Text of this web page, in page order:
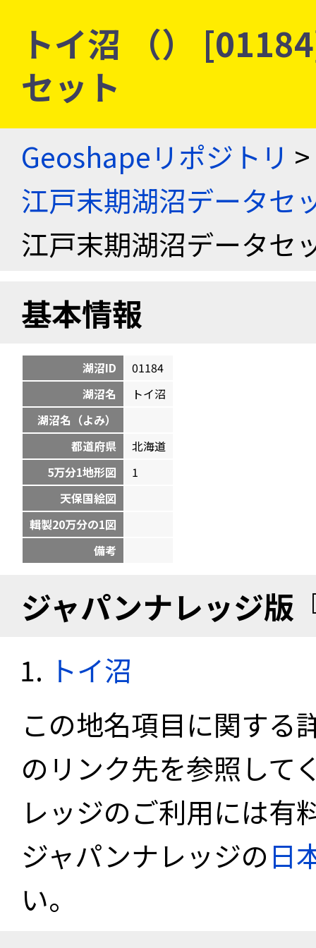
トイ沼 （）
セット
Geoshapeリポジトリ >
江戸末期湖沼データセ
江戸末期湖沼データセ
基本情報
湖沼ID
01184
湖沼名
トイ沼
湖沼名（よみ）
都道府県
北海道
5万分1地形図
1
天保国絵図
輯製20万分の1図
備考
ジャパンナレッジ版
トイ沼
この地名項目に関する
のリンク先を参照して
レッジのご利用には有
ジャパンナレッジの日
い。